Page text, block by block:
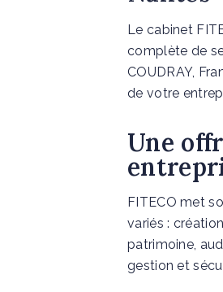
Le cabinet
complète de
COUDRAY,
de votre
Une
FITECO met
variés :
patrimoine,
gestion et